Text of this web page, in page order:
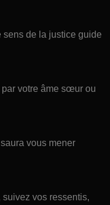
sens de la justice guide
votre âme sœur ou
vous mener
vos ressentis,